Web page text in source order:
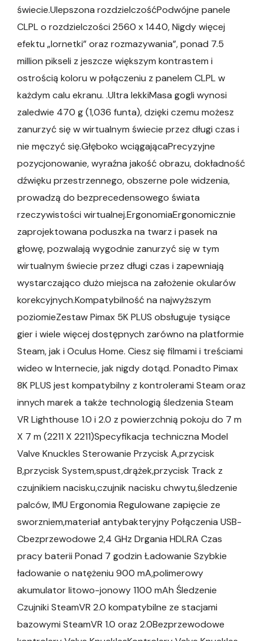
świecie.Ulepszona rozdzielczośćPodwójne panele
CLPL o rozdzielczości 2560 x 1440, Nigdy więcej
efektu „lornetki” oraz rozmazywania”, ponad 7.5
million pikseli z jeszcze większym kontrastem i
ostrością koloru w połączeniu z panelem CLPL w
każdym calu ekranu. .Ultra lekkiMasa gogli wynosi
zaledwie 470 g (1,036 funta), dzięki czemu możesz
zanurzyć się w wirtualnym świecie przez długi czas i
nie męczyć się.Głęboko wciągającaPrecyzyjne
pozycjonowanie, wyraźna jakość obrazu, dokładność
dźwięku przestrzennego, obszerne pole widzenia,
prowadzą do bezprecedensowego świata
rzeczywistości wirtualnej.ErgonomiaErgonomicznie
zaprojektowana poduszka na twarz i pasek na
głowę, pozwalają wygodnie zanurzyć się w tym
wirtualnym świecie przez długi czas i zapewniają
wystarczająco dużo miejsca na założenie okularów
korekcyjnych.Kompatybilność na najwyższym
poziomieZestaw Pimax 5K PLUS obsługuje tysiące
gier i wiele więcej dostępnych zarówno na platformie
Steam, jak i Oculus Home. Ciesz się filmami i treściami
wideo w Internecie, jak nigdy dotąd. Ponadto Pimax
8K PLUS jest kompatybilny z kontrolerami Steam oraz
innych marek a także technologią śledzenia Steam
VR Lighthouse 1.0 i 2.0 z powierzchnią pokoju do 7 m
X 7 m (2211 X 2211)Specyfikacja techniczna Model
Valve Knuckles Sterowanie Przycisk A,przycisk
B,przycisk System,spust,drążek,przycisk Track z
czujnikiem nacisku,czujnik nacisku chwytu,śledzenie
palców, IMU Ergonomia Regulowane zapięcie ze
sworzniem,materiał antybakteryjny Połączenia USB-
Cbezprzewodowe 2,4 GHz Drgania HDLRA Czas
pracy baterii Ponad 7 godzin Ładowanie Szybkie
ładowanie o natężeniu 900 mA,polimerowy
akumulator litowo-jonowy 1100 mAh Śledzenie
Czujniki SteamVR 2.0 kompatybilne ze stacjami
bazowymi SteamVR 1.0 oraz 2.0Bezprzewodowe